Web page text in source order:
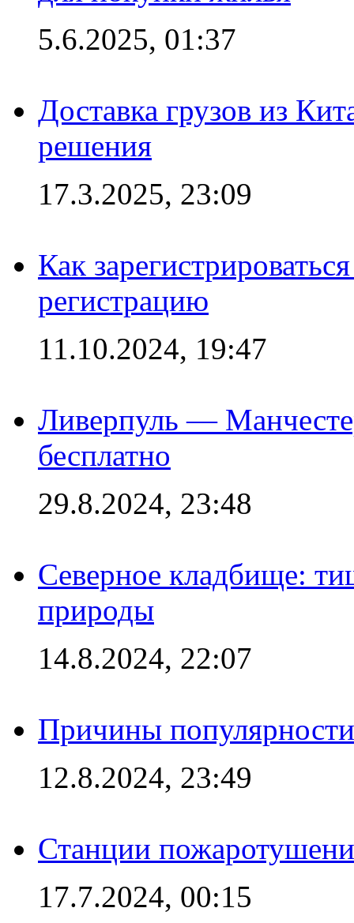
5.6.2025, 01:37
Доставка грузов из
решения
17.3.2025, 23:09
Как
регистрацию
11.10.2024, 19:47
Ливерпуль —
бесплатно
29.8.2024, 23:48
Северное кладбище:
природы
14.8.2024, 22:07
Причины
12.8.2024, 23:49
Станции
17.7.2024, 00:15